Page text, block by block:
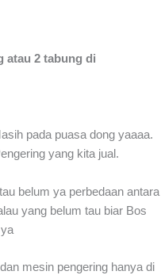
atau 2 tabung di
pada puasa dong yaaaa.
yang kita jual.
belum ya perbedaan antara
yang belum tau biar Bos
mesin pengering hanya di